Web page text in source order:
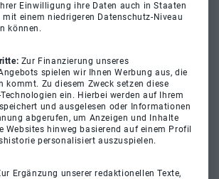
Einwilligung ihre Daten auch in Staaten
mit einem niedrigeren Datenschutz-Niveau
können.
Zur Finanzierung unseres
spielen wir Ihnen Werbung aus, die
kommt. Zu diesem Zweck setzen diese
ein. Hierbei werden auf Ihrem
und ausgelesen oder Informationen
abgerufen, um Anzeigen und Inhalte
Websites hinweg basierend auf einem Profil
personalisiert auszuspielen.
Ergänzung unserer redaktionellen Texte,